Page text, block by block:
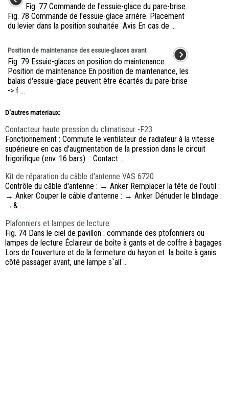
Fig. 77 Commande de l'essuie-glace du pare-brise.
Fig. 78 Commande de l'essuie-glace arriére. Placement
du levier dans la position souhaitée Avis En cas de ...
Position de maintenance des essuie-glaces avant
Fig. 79 Essuie-glaces en position do maintenance.
Position de maintenance En position de maintenance, les
balais d'essuie-glace peuvent être écartés du pare-brise
-> f ...
D'autres materiaux:
Contacteur haute pression du climatiseur -F23
Fonctionnement : Commute le ventilateur de radiateur à la vitesse
supérieure en cas d'augmentation de la pression dans le circuit
frigorifique (env. 16 bars). Contact ...
Kit de réparation du câble d'antenne VAS 6720
Contrôle du câble d'antenne : → Anker Remplacer la tête de l'outil :
→ Anker Couper le câble d'antenne : → Anker Dénuder le blindage :
→& ...
Plafonniers et lampes de lecture
Fig. 74 Dans le ciel de pavillon : commande des ptofonniers ou
lampes de lecture Éclaireur de boîte à gants et de coffre à bagages
Lors de l'ouverture et de la fermeture du hayon et la boite à ganis
côté passager avant, une lampe s`all ...